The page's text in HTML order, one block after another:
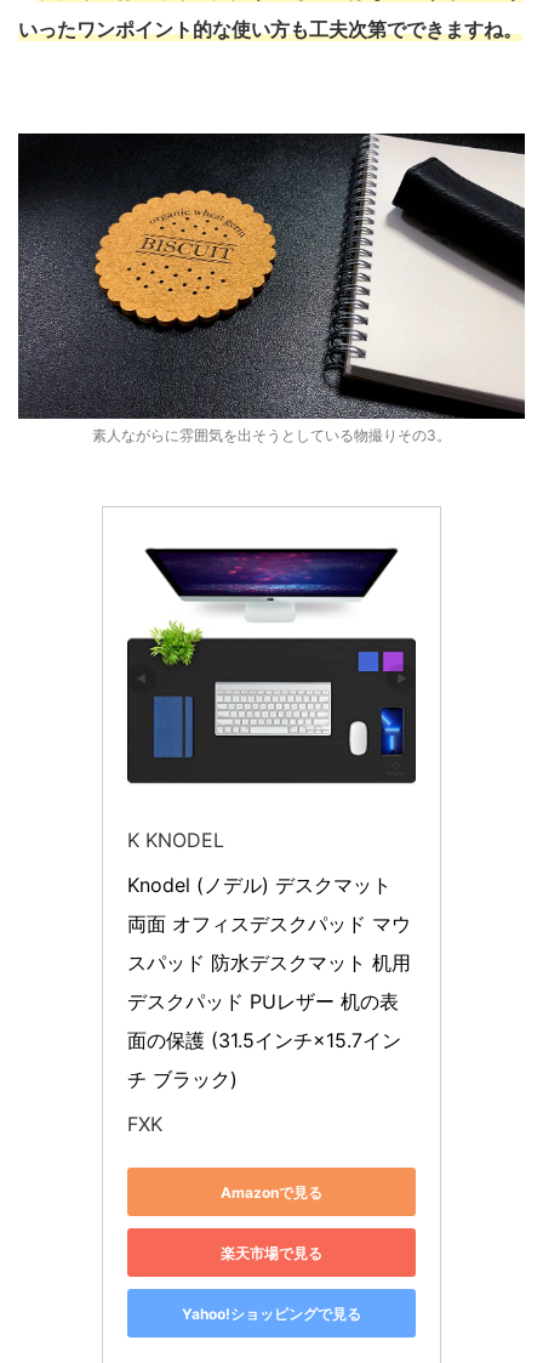
いったワンポイント的な使い方も工夫次第でできますね。
素人ながらに雰囲気を出そうとしている物撮りその3。
K KNODEL
Knodel (ノデル) デスクマット
両面 オフィスデスクパッド マウ
スパッド 防水デスクマット 机用
デスクパッド PUレザー 机の表
面の保護 (31.5インチ×15.7イン
チ ブラック)
FXK
Amazonで見る
楽天市場で見る
Yahoo!ショッピングで見る